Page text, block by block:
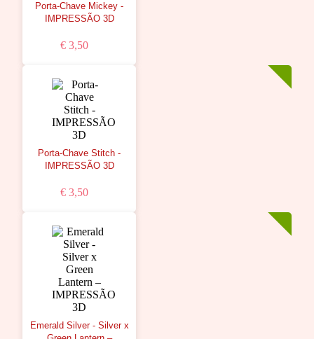
Porta-Chave Mickey -
IMPRESSÃO 3D
€ 3,50
Porta-Chave Stitch -
IMPRESSÃO 3D
€ 3,50
Emerald Silver - Silver x